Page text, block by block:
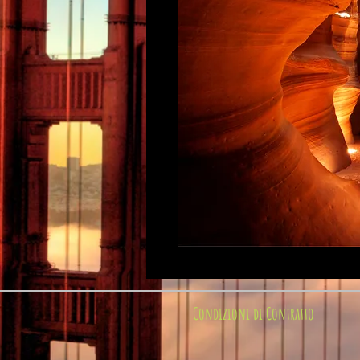
Condizioni di Contratto